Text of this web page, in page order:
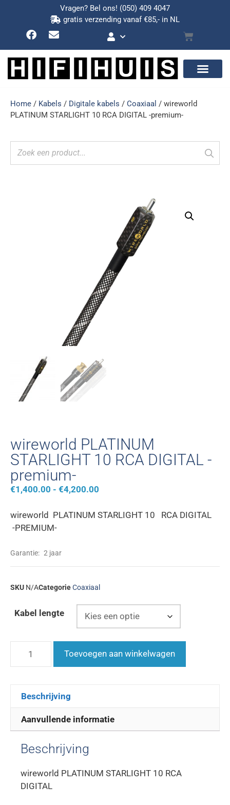
Vragen? Bel ons! (050) 409 4047
gratis verzending vanaf €85,- in NL
Home / Kabels / Digitale kabels / Coaxiaal / wireworld
PLATINUM STARLIGHT 10 RCA DIGITAL -premium-
wireworld PLATINUM
STARLIGHT 10 RCA DIGITAL -
premium-
€1,400.00 - €4,200.00
wireworld PLATINUM STARLIGHT 10 RCA DIGITAL
-PREMIUM-
Garantie: 2 jaar
SKU N/ACategorieCoaxiaal
Kabel lengte
Toevoegen aan winkelwagen
Beschrijving
Aanvullende informatie
Beschrijving
wireworld PLATINUM STARLIGHT 10 RCA
DIGITAL